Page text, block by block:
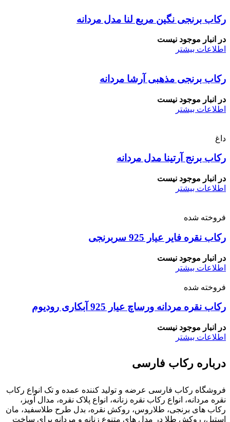
رکاب برنجی نگین مربع لنا مدل مردانه
در انبار موجود نیست
اطلاعات بیشتر
رکاب برنجی مذهبی آرشا مردانه
در انبار موجود نیست
اطلاعات بیشتر
داغ
رکاب برنج آرتینا مدل مردانه
در انبار موجود نیست
اطلاعات بیشتر
فروخته شده
رکاب نقره فایر عیار 925 سربرنجی
در انبار موجود نیست
اطلاعات بیشتر
فروخته شده
رکاب نقره مردانه ورساچ عیار 925 آبکاری رودیوم
در انبار موجود نیست
اطلاعات بیشتر
درباره رکاب فارسی
فروشگاه رکاب فارسی عرضه و تولید کننده عمده و تک انواع رکاب
نقره مردانه، انواع رکاب نقره زنانه، انواع پلاک نقره، مدال آویز،
رکاب های برنجی، طلاروس، روکش نقره، بدل طرح طلاسفید، مان
استیل، روکش طلا در مدل های متنوع زنانه و مردانه برای ساخت